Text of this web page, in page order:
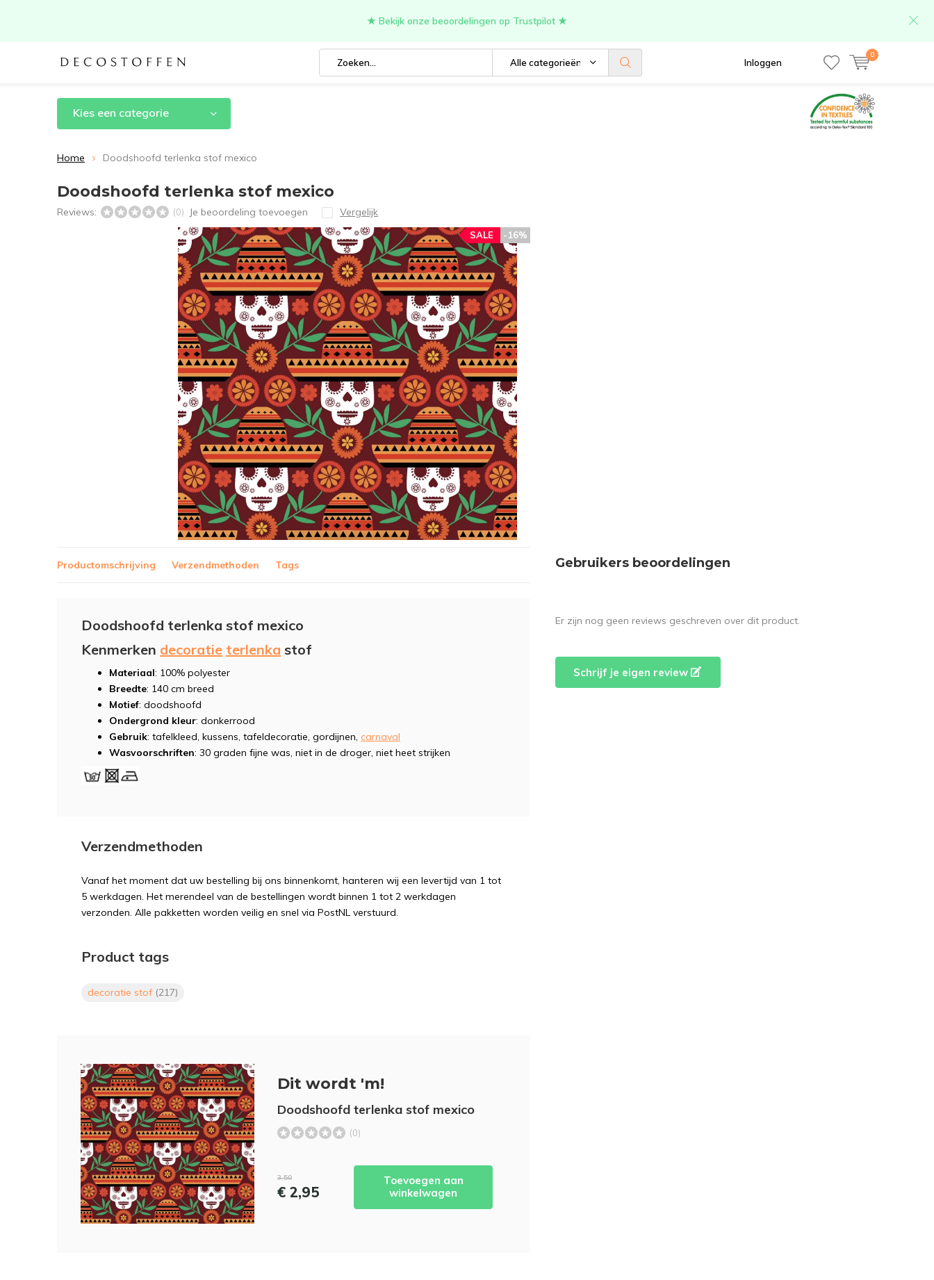
Alle categorieën Inloggen
0
★ Bekijk onze beoordelingen op Trustpilot ★
Kies een categorie
Home Doodshoofd terlenka stof mexico
Doodshoofd terlenka stof mexico
Reviews: (0) Je beoordeling toevoegen Vergelijk
-16%
SALE
Productomschrijving Verzendmethoden Tags
Doodshoofd terlenka stof mexico
Kenmerken decoratie terlenka stof
Materiaal: 100% polyester
Breedte: 140 cm breed
Motief: doodshoofd
Ondergrond kleur: donkerrood
Gebruik: tafelkleed, kussens, tafeldecoratie, gordijnen, carnaval
Wasvoorschriften: 30 graden fijne was, niet in de droger, niet heet strijken
Verzendmethoden
Vanaf het moment dat uw bestelling bij ons binnenkomt, hanteren wij een levertijd van 1 tot
5 werkdagen. Het merendeel van de bestellingen wordt binnen 1 tot 2 werkdagen
verzonden. Alle pakketten worden veilig en snel via PostNL verstuurd.
Product tags
decoratie stof (217)
Dit wordt 'm!
Doodshoofd terlenka stof mexico
(0)
3,50
€ 2,95
Toevoegen aan
winkelwagen
Gebruikers beoordelingen
Er zijn nog geen reviews geschreven over dit product.
Schrijf je eigen review